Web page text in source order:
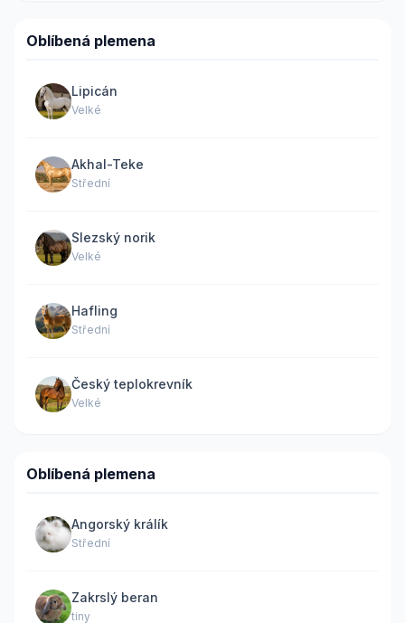
Oblíbená plemena
Lipicán
Velké
Akhal-Teke
Střední
Slezský norik
Velké
Hafling
Střední
Český teplokrevník
Velké
Oblíbená plemena
Angorský králík
Střední
Zakrslý beran
tiny